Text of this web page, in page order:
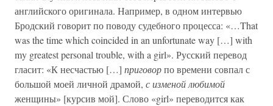
английского оригинала. Например, в одном интервью
Бродский говорит по поводу судебного процесса: «…That
was the time which coincided in an unfortunate way […] with
my greatest personal trouble, with a girl». Русский перевод
гласит: «К несчастью […] приговорпо времени совпал с
большой моей личной драмой, с изменой любимой
женщины» [курсив мой]. Слово «girl» переводится как